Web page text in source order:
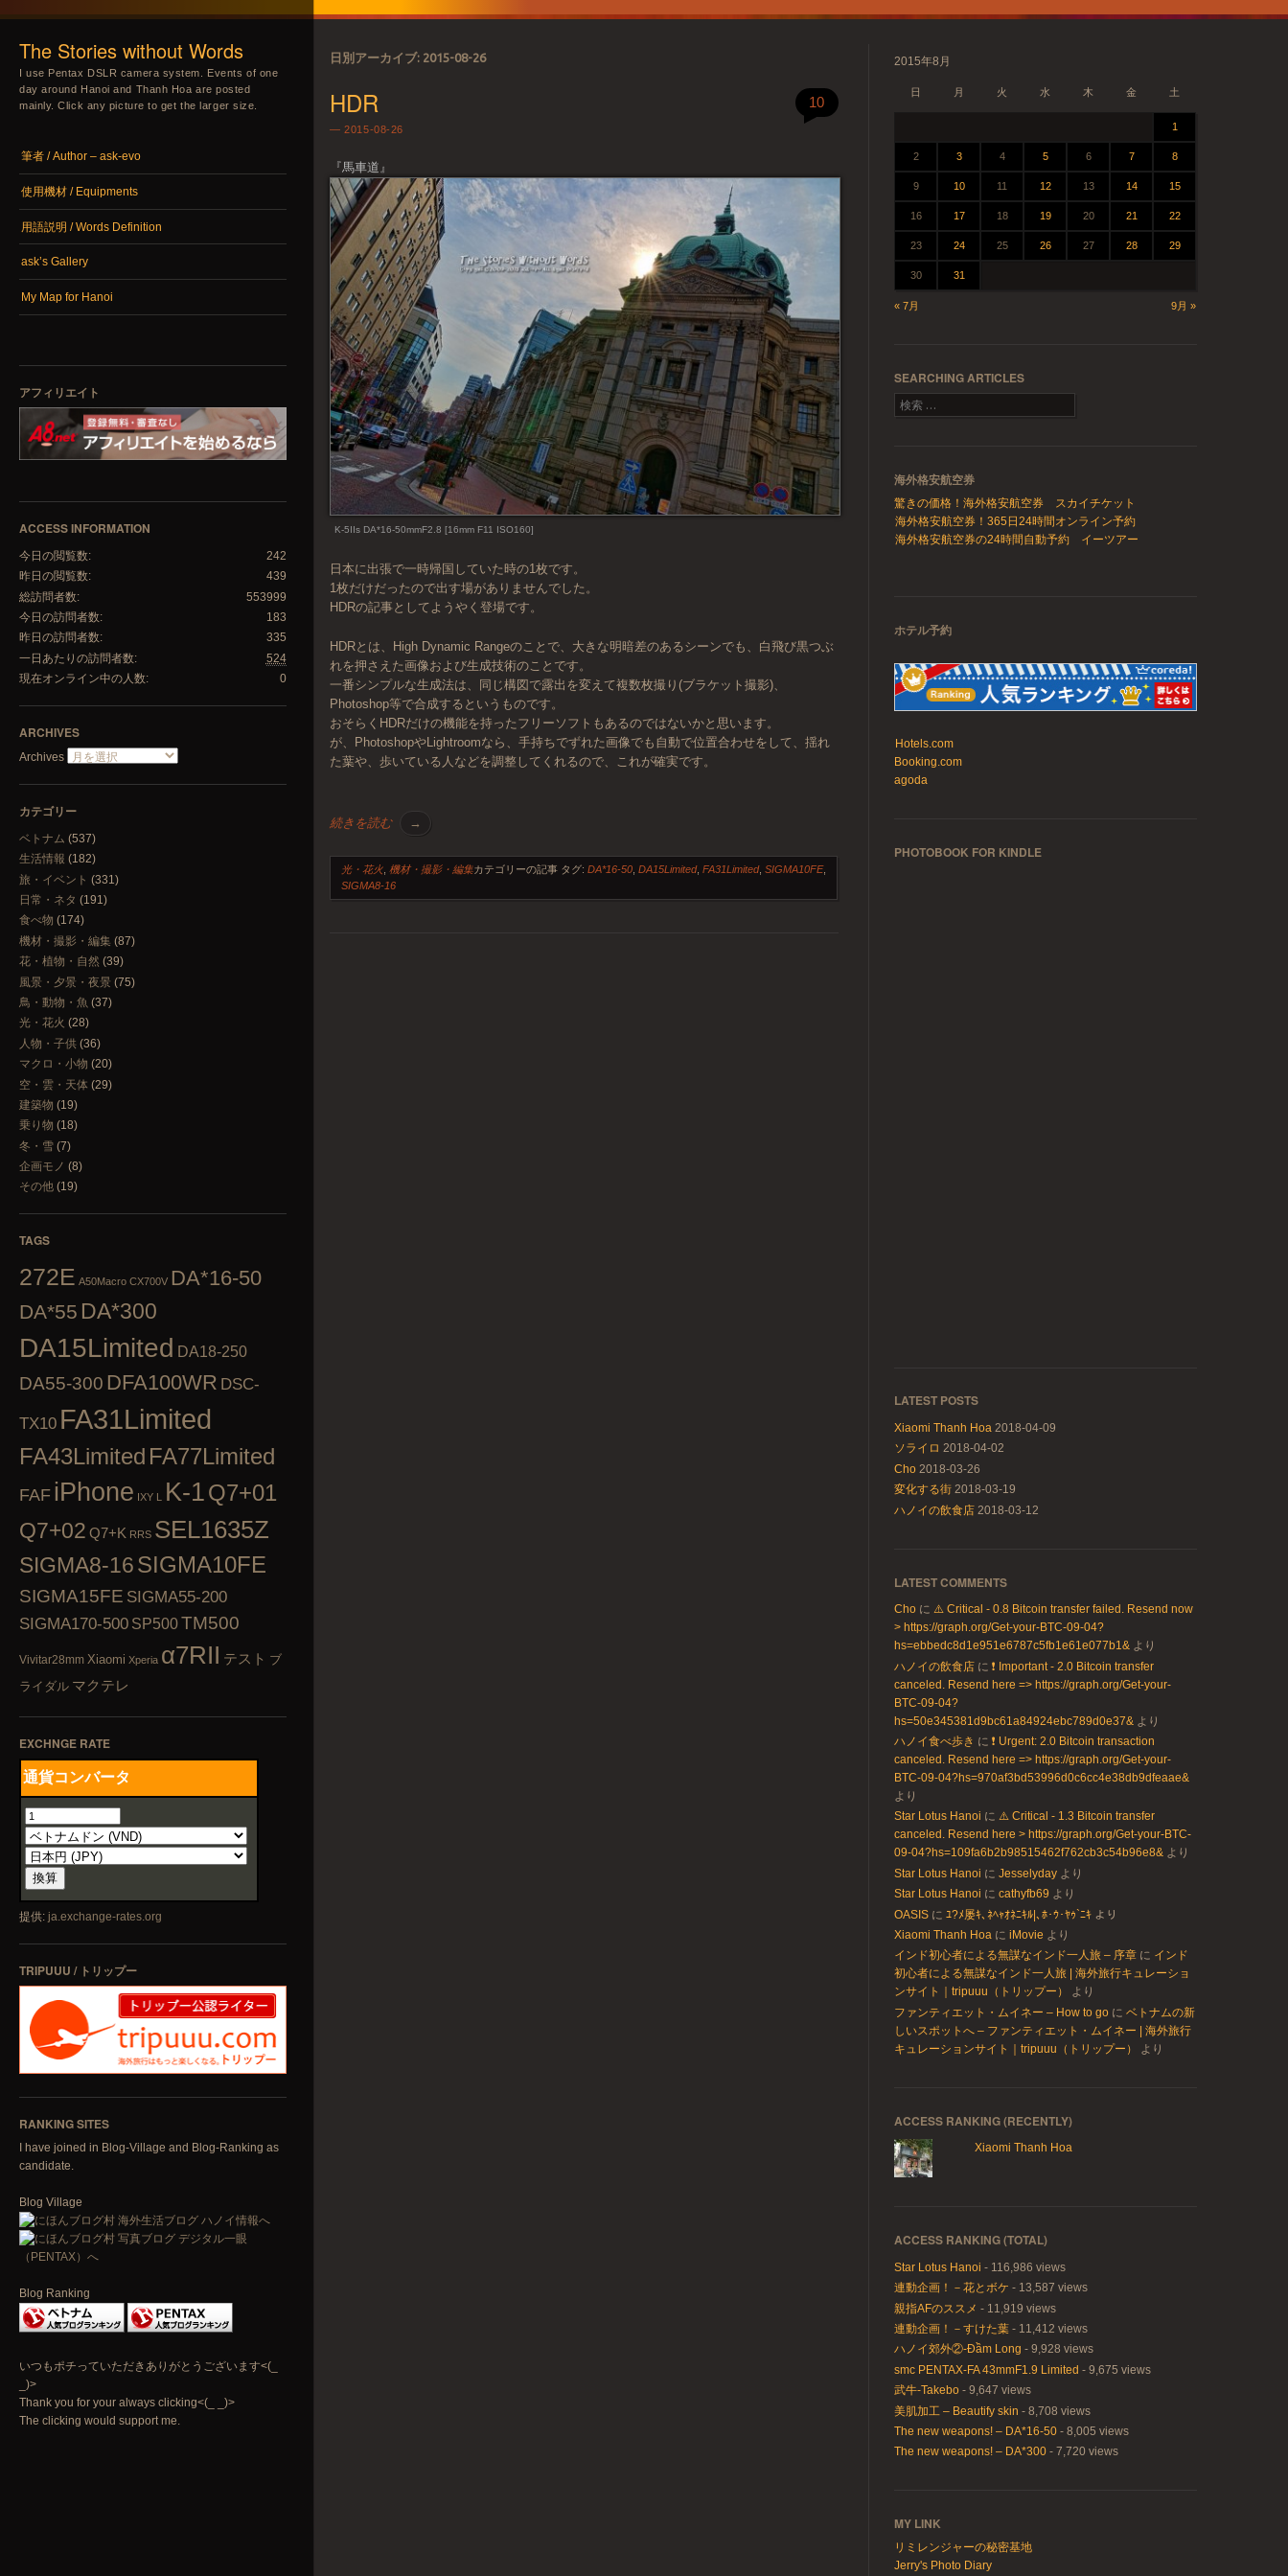
The Stories without Words
I use Pentax DSLR camera system. Events of one
day around Hanoi and Thanh Hoa are posted
mainly. Click any picture to get the larger size.
メニュー
コンテンツへスキップ
筆者 / Author – ask-evo
使用機材 / Equipments
用語説明 / Words Definition
ask’s Gallery
My Map for Hanoi
アフィリエイト
ACCESS INFORMATION
242
今日の閲覧数:
439
昨日の閲覧数:
553999
総訪問者数:
183
今日の訪問者数:
335
昨日の訪問者数:
524
一日あたりの訪問者数:
0
現在オンライン中の人数:
ARCHIVES
Archives
カテゴリー
ベトナム (537)
生活情報 (182)
旅・イベント (331)
日常・ネタ (191)
食べ物 (174)
機材・撮影・編集(87)
花・植物・自然(39)
風景・夕景・夜景 (75)
鳥・動物・魚 (37)
光・花火 (28)
人物・子供(36)
マクロ・小物 (20)
空・雲・天体 (29)
建築物 (19)
乗り物 (18)
冬・雪(7)
企画モノ (8)
その他(19)
TAGS
272E A50Macro CX700V DA*16-50
DA*55 DA*300
DA15Limited DA18-250
DA55-300 DFA100WR DSC-
TX10 FA31Limited
FA43Limited FA77Limited
FAF iPhone IXY L K-1Q7+01
Q7+02 Q7+K RRS SEL1635Z
SIGMA8-16SIGMA10FE
SIGMA15FE SIGMA55-200
SIGMA170-500 SP500TM500
Vivitar28mm Xiaomi Xperia α7RII テスト ブ
ライダル マクテレ
EXCHNGE RATE
提供: ja.exchange-rates.org
TRIPUUU / トリップー
RANKING SITES
I have joined in Blog-Village and Blog-Ranking as
candidate.
Blog Village
Blog Ranking
いつもポチっていただきありがとうございます<(_
_)>
Thank you for your always clicking<(_ _)>
The clicking would support me.
日別アーカイブ: 2015-08-26
HDR
2015-08-26
10
『馬車道』
K-5IIs DA*16-50mmF2.8 [16mm F11 ISO160]
日本に出張で一時帰国していた時の1枚です。
1枚だけだったので出す場がありませんでした。
HDRの記事としてようやく登場です。
HDRとは、High Dynamic Rangeのことで、大きな明暗差のあるシーンでも、白飛び黒つぶ
れを押さえた画像および生成技術のことです。
一番シンプルな生成法は、同じ構図で露出を変えて複数枚撮り(ブラケット撮影)、
Photoshop等で合成するというものです。
おそらくHDRだけの機能を持ったフリーソフトもあるのではないかと思います。
が、PhotoshopやLightroomなら、手持ちでずれた画像でも自動で位置合わせをして、揺れ
た葉や、歩いている人などを調整してくれるので、これが確実です。
続きを読む →
光・花火 ,機材・撮影・編集カテゴリーの記事 タグ:DA*16-50 ,DA15Limited,FA31Limited,SIGMA10FE,
SIGMA8-16
2015年8月
日 月 火 水 木 金 土
« 7月 9月 »
1
2 3 4 5 6 7 8
9 10 11 12 13 14 15
16 17 18 19 20 21 22
23 24 25 26 27 28 29
30 31
SEARCHING ARTICLES
検索
海外格安航空券
驚きの価格！海外格安航空券 スカイチケット
海外格安航空券！365日24時間オンライン予約
海外格安航空券の24時間自動予約 イーツアー
ホテル予約
Hotels.com
Booking.com
agoda
PHOTOBOOK FOR KINDLE
LATEST POSTS
Xiaomi Thanh Hoa 2018-04-09
ソライロ 2018-04-02
Cho 2018-03-26
変化する街 2018-03-19
ハノイの飲食店 2018-03-12
LATEST COMMENTS
Cho に⚠️ Critical - 0.8 Bitcoin transfer failed. Resend now
> https://graph.org/Get-your-BTC-09-04?
hs=ebbedc8d1e951e6787c5fb1e61e077b1& より
ハノイの飲食店 に❗ Important - 2.0 Bitcoin transfer
canceled. Resend here => https://graph.org/Get-your-
BTC-09-04?
hs=50e345381d9bc61a84924ebc789d0e37& より
ハノイ食べ歩き に❗ Urgent: 2.0 Bitcoin transaction
canceled. Resend here => https://graph.org/Get-your-
BTC-09-04?hs=970af3bd53996d0c6cc4e38db9dfeaae&
より
Star Lotus Hanoi に⚠️ Critical - 1.3 Bitcoin transfer
canceled. Resend here > https://graph.org/Get-your-BTC-
09-04?hs=109fa6b2b98515462f762cb3c54b96e8& より
Star Lotus Hanoi にJesselyday より
Star Lotus Hanoi にcathyfb69 より
OASIS にﾕ?ﾒ屡ｷ､ﾈﾍｬｵﾈﾆｷﾙ|､ﾎ･ｳ･ﾔｩ`ﾆｷ より
Xiaomi Thanh Hoa にiMovie より
インド初心者による無謀なインド一人旅 – 序章 に インド
初心者による無謀なインド一人旅 | 海外旅行キュレーショ
ンサイト｜tripuuu（トリップー）
より
ファンティエット・ムイネー – How to go にベトナムの新
しいスポットへ – ファンティエット・ムイネー | 海外旅行
キュレーションサイト｜tripuuu（トリップー）
より
ACCESS RANKING (RECENTLY)
Xiaomi Thanh Hoa
ACCESS RANKING (TOTAL)
Star Lotus Hanoi - 116,986 views
連動企画！－花とボケ - 13,587 views
親指AFのススメ - 11,919 views
連動企画！－すけた葉 - 11,412 views
ハノイ郊外②-Đầm Long - 9,928 views
smc PENTAX-FA 43mmF1.9 Limited - 9,675 views
武牛-Takebo - 9,647 views
美肌加工 – Beautify skin - 8,708 views
The new weapons! – DA*16-50 - 8,005 views
The new weapons! – DA*300 - 7,720 views
MY LINK
リミレンジャーの秘密基地
Jerry's Photo Diary